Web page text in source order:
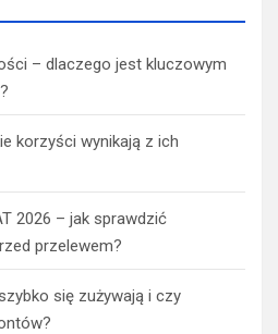
– dlaczego jest kluczowym
korzyści wynikają z ich
2026 – jak sprawdzić
przelewem?
się zużywają i czy